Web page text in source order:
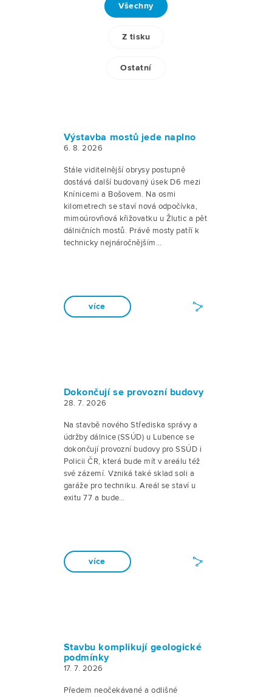
Všechny
Z tisku
Ostatní
Výstavba mostů jede naplno
6. 8. 2026
Stále viditelnější obrysy postupně
dostává další budovaný úsek D6 mezi
Knínicemi a Bošovem. Na osmi
kilometrech se staví nová odpočívka,
mimoúrovňová křižovatku u Žlutic a pět
dálničních mostů. Právě mosty patří k
technicky nejnáročnějším…
více
Dokončují se provozní budovy
28. 7. 2026
Na stavbě nového Střediska správy a
údržby dálnice (SSÚD) u Lubence se
dokončují provozní budovy pro SSÚD i
Policii ČR, která bude mít v areálu též
své zázemí. Vzniká také sklad soli a
garáže pro techniku. Areál se staví u
exitu 77 a bude…
více
Stavbu komplikují geologické
podmínky
17. 7. 2026
Předem neočekávané a odlišné